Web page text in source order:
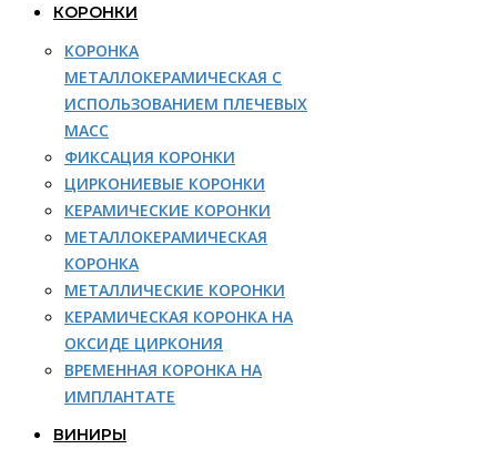
КОРОНКИ
КОРОНКА
МЕТАЛЛОКЕРАМИЧЕСКАЯ С
ИСПОЛЬЗОВАНИЕМ ПЛЕЧЕВЫХ
МАСС
ФИКСАЦИЯ КОРОНКИ
ЦИРКОНИЕВЫЕ КОРОНКИ
КЕРАМИЧЕСКИЕ КОРОНКИ
МЕТАЛЛОКЕРАМИЧЕСКАЯ
КОРОНКА
МЕТАЛЛИЧЕСКИЕ КОРОНКИ
КЕРАМИЧЕСКАЯ КОРОНКА НА
ОКСИДЕ ЦИРКОНИЯ
ВРЕМЕННАЯ КОРОНКА НА
ИМПЛАНТАТЕ
ВИНИРЫ